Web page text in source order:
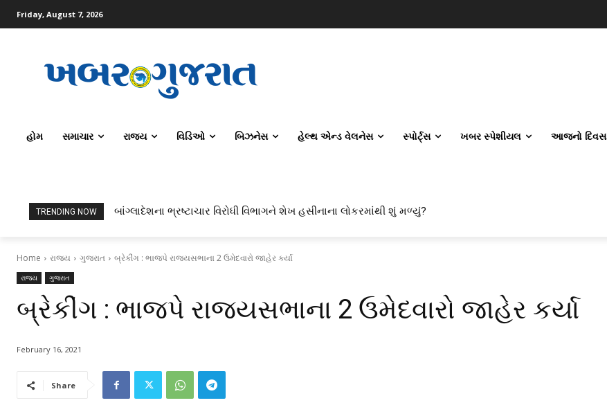
Friday, August 7, 2026
હોમ સમાચાર રાજ્ય વિડિઓ બિઝનેસ હેલ્થ એન્ડ વેલનેસ સ્પોર્ટ્સ ખબર સ્પેશીયલ આજનો દિવસ
TRENDING NOW બાંગ્લાદેશના ભ્રષ્ટાચાર વિરોધી વિભાગને શેખ હસીનાના લોકરમાંથી શું મળ્યું?
Home રાજ્ય ગુજરાત બ્રેકીંગ : ભાજપે રાજ્યસભાના 2 ઉમેદવારો જાહેર કર્યા
રાજ્ય ગુજરાત
બ્રેકીંગ : ભાજપે રાજ્યસભાના 2 ઉમેદવારો જાહેર કર્યા
February 16, 2021
Share